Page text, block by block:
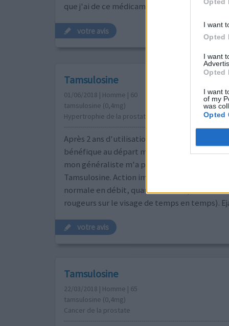
I want
Opted
I want
Opted
I want
of my
was
Opted
que j'ai de ce médicament.
votre avis
Tamsulosine
01/06/2018 | Homme | 60
tamsulosine (0,4mg)
Hypertrophie de la prostate
Après 2 ans d'utilisation du Permixion, dont
bénéfique au départ mais vite devenu sans
mon généraliste m'a prescrit de prendre en
Tamsulosine. Action immédiate. Miction
normale en débit, quantité et fréquence.
rougeurs sur le visage de temps en temps).
votre avis
Tamsulosine
22/03/2018 | Homme | 65
tamsulosine (0,4mg)
Cancer de la prostate